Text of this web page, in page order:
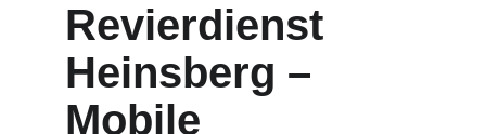
Revierdienst
Heinsberg –
Mobile